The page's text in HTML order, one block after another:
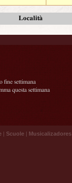
Località
fine settimana
questa settimana
| Scuole | Musicalizadores